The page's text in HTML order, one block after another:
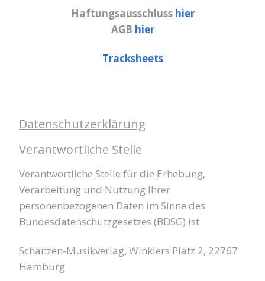
Haftungsausschluss hier
AGB hier
Tracksheets
Datenschutzerklärung
Verantwortliche Stelle
Verantwortliche Stelle für die Erhebung,
Verarbeitung und Nutzung Ihrer
personenbezogenen Daten im Sinne des
Bundesdatenschutzgesetzes (BDSG) ist
Schanzen-Musikverlag, Winklers Platz 2, 22767
Hamburg